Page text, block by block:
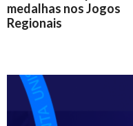
medalhas nos Jogos
Regionais